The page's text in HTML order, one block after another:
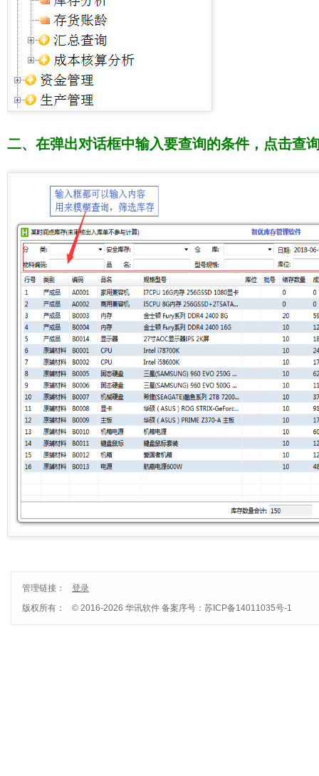
二、在弹出对话框中输入要查询的条件，点击查
管理链接：
登录
版权所有：
© 2016-2026 华讯软件 备案序号：苏ICP备14011035号-1